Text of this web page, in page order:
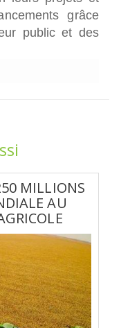
grâce
public et des
MILLIONS
AU